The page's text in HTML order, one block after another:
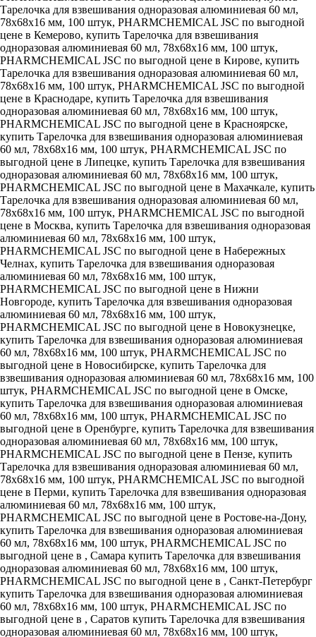
Тарелочка для взвешивания одноразовая алюминиевая 60 мл,
78x68x16 мм, 100 штук, PHARMCHEMICAL JSC по выгодной
цене в Кемерово, купить Тарелочка для взвешивания
одноразовая алюминиевая 60 мл, 78x68x16 мм, 100 штук,
PHARMCHEMICAL JSC по выгодной цене в Кирове, купить
Тарелочка для взвешивания одноразовая алюминиевая 60 мл,
78x68x16 мм, 100 штук, PHARMCHEMICAL JSC по выгодной
цене в Краснодаре, купить Тарелочка для взвешивания
одноразовая алюминиевая 60 мл, 78x68x16 мм, 100 штук,
PHARMCHEMICAL JSC по выгодной цене в Красноярске,
купить Тарелочка для взвешивания одноразовая алюминиевая
60 мл, 78x68x16 мм, 100 штук, PHARMCHEMICAL JSC по
выгодной цене в Липецке, купить Тарелочка для взвешивания
одноразовая алюминиевая 60 мл, 78x68x16 мм, 100 штук,
PHARMCHEMICAL JSC по выгодной цене в Махачкале, купить
Тарелочка для взвешивания одноразовая алюминиевая 60 мл,
78x68x16 мм, 100 штук, PHARMCHEMICAL JSC по выгодной
цене в Москва, купить Тарелочка для взвешивания одноразовая
алюминиевая 60 мл, 78x68x16 мм, 100 штук,
PHARMCHEMICAL JSC по выгодной цене в Набережных
Челнах, купить Тарелочка для взвешивания одноразовая
алюминиевая 60 мл, 78x68x16 мм, 100 штук,
PHARMCHEMICAL JSC по выгодной цене в Нижни
Новгороде, купить Тарелочка для взвешивания одноразовая
алюминиевая 60 мл, 78x68x16 мм, 100 штук,
PHARMCHEMICAL JSC по выгодной цене в Новокузнецке,
купить Тарелочка для взвешивания одноразовая алюминиевая
60 мл, 78x68x16 мм, 100 штук, PHARMCHEMICAL JSC по
выгодной цене в Новосибирске, купить Тарелочка для
взвешивания одноразовая алюминиевая 60 мл, 78x68x16 мм, 100
штук, PHARMCHEMICAL JSC по выгодной цене в Омске,
купить Тарелочка для взвешивания одноразовая алюминиевая
60 мл, 78x68x16 мм, 100 штук, PHARMCHEMICAL JSC по
выгодной цене в Оренбурге, купить Тарелочка для взвешивания
одноразовая алюминиевая 60 мл, 78x68x16 мм, 100 штук,
PHARMCHEMICAL JSC по выгодной цене в Пензе, купить
Тарелочка для взвешивания одноразовая алюминиевая 60 мл,
78x68x16 мм, 100 штук, PHARMCHEMICAL JSC по выгодной
цене в Перми, купить Тарелочка для взвешивания одноразовая
алюминиевая 60 мл, 78x68x16 мм, 100 штук,
PHARMCHEMICAL JSC по выгодной цене в Ростове-на-Дону,
купить Тарелочка для взвешивания одноразовая алюминиевая
60 мл, 78x68x16 мм, 100 штук, PHARMCHEMICAL JSC по
выгодной цене в , Самара купить Тарелочка для взвешивания
одноразовая алюминиевая 60 мл, 78x68x16 мм, 100 штук,
PHARMCHEMICAL JSC по выгодной цене в , Санкт-Петербург
купить Тарелочка для взвешивания одноразовая алюминиевая
60 мл, 78x68x16 мм, 100 штук, PHARMCHEMICAL JSC по
выгодной цене в , Саратов купить Тарелочка для взвешивания
одноразовая алюминиевая 60 мл, 78x68x16 мм, 100 штук,